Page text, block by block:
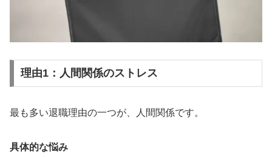
理由1：人間関係のストレス
最も多い退職理由の一つが、人間関係です。
具体的な悩み